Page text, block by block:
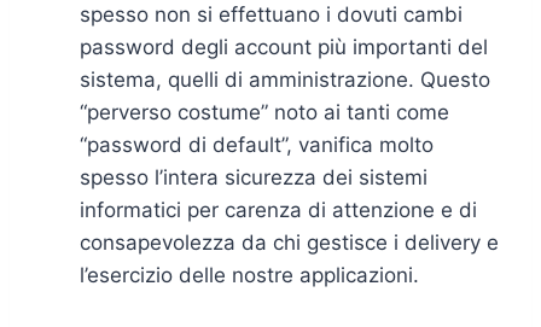
spesso non si effettuano i dovuti cambi
password degli account più importanti del
sistema, quelli di amministrazione. Questo
“perverso costume” noto ai tanti come
“password di default”, vanifica molto
spesso l’intera sicurezza dei sistemi
informatici per carenza di attenzione e di
consapevolezza da chi gestisce i delivery e
l’esercizio delle nostre applicazioni.